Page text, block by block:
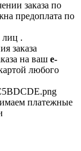
заказа по
предоплата по
лиц .
заказа
на ваш e-
любого
платежные